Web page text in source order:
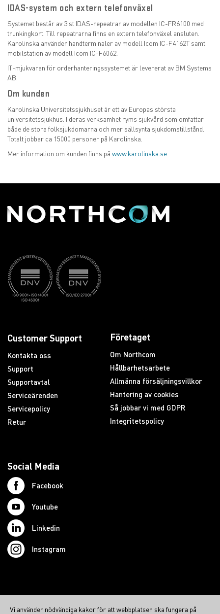
IDAS-system och extern telefonväxel
Systemet består av 3 st IDAS-repeatrar av modellen IC-FR6100 med
trunkingkort. Till repeatrarna finns en extern telefonväxel ansluten.
Karolinska använder handterminaler av modell Icom IC-F4162T samt
mobilstation av modell Icom IC-F6062.
IT-mjukvaran för orderhanteringssystemet är levererat av BM Systems
AB.
Om kunden
Karolinska Universitetssjukhuset är ett av Europas största
universitetssjukhus. I deras verksamhet ryms sjukvård som omfattar
både de stora folksjukdomarna och mer sällsynta sjukdomstillstånd.
Totalt jobbar ca 15000 personer på Karolinska.
Mer information om kunden finns på www.karolinska.se
Customer Support
Kontakta oss
Support
Supportavtal
Serviceärenden
Servicepolicy
Retur
Företaget
Om Northcom
Hållbarhetsarbete
Allmänna försäljningsvillkor
Hantering av cookies
Så jobbar vi med GDPR
Integritetspolicy
Social Media
Facebook
Youtube
Linkedin
Instagram
Vi använder nödvändiga kakor för att webbplatsen ska fungera på